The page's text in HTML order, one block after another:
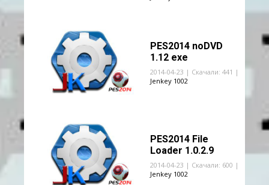
PES2014 noDVD
1.12 exe
2014-04-23 | Скачали: 441 |
Jenkey 1002
PES2014 File
Loader 1.0.2.9
2014-04-23 | Скачали: 600 |
Jenkey 1002